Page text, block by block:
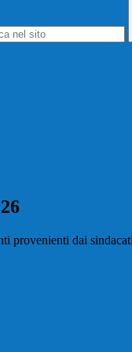
provenienti dai